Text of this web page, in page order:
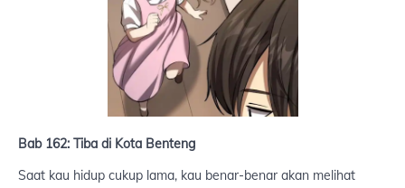
Bab 162: Tiba di Kota Benteng
Saat kau hidup cukup lama, kau benar-benar akan melihat